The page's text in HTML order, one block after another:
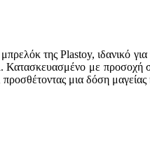
της Plastoy, ιδανικό
με προσοχή
μια δόση